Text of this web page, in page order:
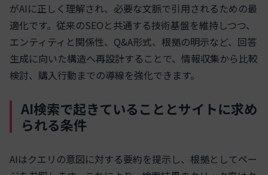
がAIに正しく理解され、必要な文脈で引用されるための最
適化です。従来のSEOと共通する技術基盤を維持しつつ、
エンティティと関係性、Q&A形式、根拠の明示など、回答
生成に向いた構造へ再設計することで、情報収集から比較
検討、購入行動までの導線を強化できます。
AI検索で起きていることとサイトに求め
られる条件
AIはクエリの意図に対する要約を提示し、根拠としてペー